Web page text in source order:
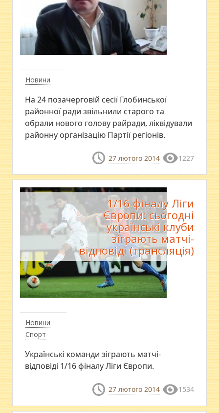
Новини
На 24 позачерговій сесії Глобинської
районної ради звільнили старого та
обрали нового голову райради, ліквідували
районну організацію Партії регіонів.
27 лютого 2014 1227
Новини
Спорт
1/16 фіналу Ліги
Європи: сьогодні
українські клуби
зіграють матчі-
відповіді (трансляція)
Українські команди зіграють матчі-
відповіді 1/16 фіналу Ліги Європи.
27 лютого 2014 1534